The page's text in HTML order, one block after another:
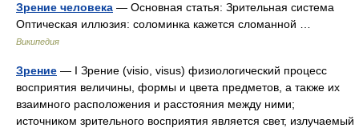
Зрение человека — Основная статья: Зрительная система
Оптическая иллюзия: соломинка кажется сломанной …
Википедия
Зрение — I Зрение (visio, visus) физиологический процесс
восприятия величины, формы и цвета предметов, а также их
взаимного расположения и расстояния между ними;
источником зрительного восприятия является свет, излучаемый